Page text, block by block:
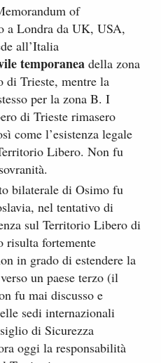
of
a Londra da UK, USA,
all’Italia
temporanea della zona
Trieste, mentre la
per la zona B. I
di Trieste rimasero
come l’esistenza legale
Libero. Non fu
bilaterale di Osimo fu
nel tentativo di
sul Territorio Libero di
risulta fortemente
in grado di estendere la
un paese terzo (il
fu mai discusso e
sedi internazionali
di Sicurezza
oggi la responsabilità